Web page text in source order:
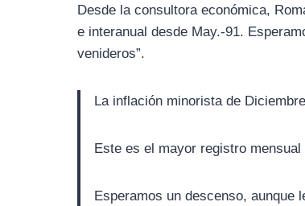
Desde la consultora económica,
e interanual desde May.-91.
venideros”.
La inflación minorista de
Este es el mayor registro
Esperamos un descenso, aunque